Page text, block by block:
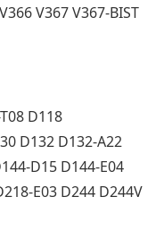
V367 V367-BIST
D118
D132 D132-A22
D15 D144-E04
E03 D244 D244V